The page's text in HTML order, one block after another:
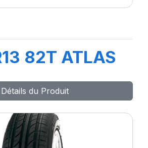
82T ATLAS
Détails du Produit